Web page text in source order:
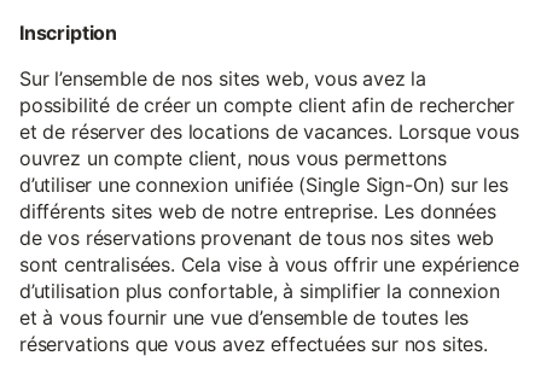
Inscription
Sur l’ensemble de nos sites web, vous avez la
possibilité de créer un compte client afin de rechercher
et de réserver des locations de vacances. Lorsque vous
ouvrez un compte client, nous vous permettons
d’utiliser une connexion unifiée (Single Sign-On) sur les
différents sites web de notre entreprise. Les données
de vos réservations provenant de tous nos sites web
sont centralisées. Cela vise à vous offrir une expérience
d’utilisation plus confortable, à simplifier la connexion
et à vous fournir une vue d’ensemble de toutes les
réservations que vous avez effectuées sur nos sites.